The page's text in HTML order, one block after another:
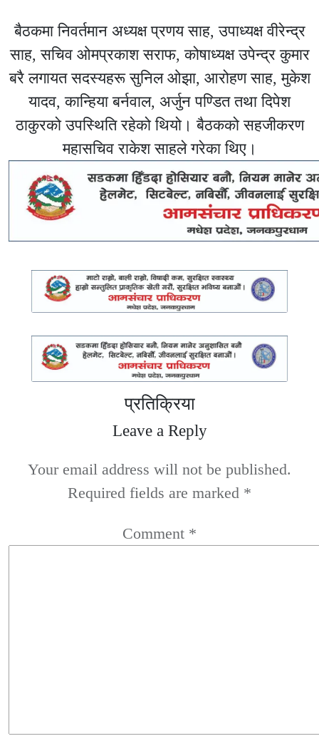
बैठकमा निवर्तमान अध्यक्ष प्रणय साह, उपाध्यक्ष वीरेन्द्र
साह, सचिव ओमप्रकाश सराफ, कोषाध्यक्ष उपेन्द्र कुमार
बरै लगायत सदस्यहरू सुनिल ओझा, आरोहण साह, मुकेश
यादव, कान्हिया बर्नवाल, अर्जुन पण्डित तथा दिपेश
ठाकुरको उपस्थिति रहेको थियो। बैठकको सहजीकरण
महासचिव राकेश साहले गरेका थिए।
प्रतिक्रिया
Leave a Reply
Your email address will not be published.
Required fields are marked *
Comment *